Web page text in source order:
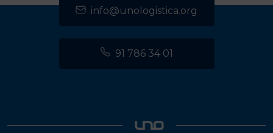
info@unologistica.org
91 786 34 01